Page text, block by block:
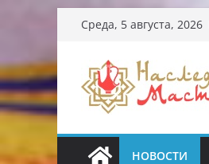
Перейти
содержимому
Среда, 5 августа, 2026
НОВОСТИ